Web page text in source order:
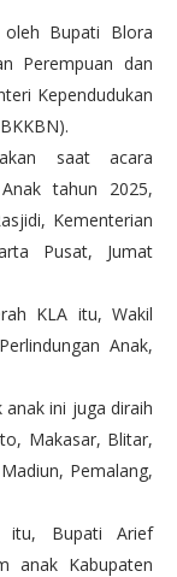
oleh Bupati Blora
Perempuan dan
Kependudukan
saat acara
tahun 2025,
Kementerian
Pusat, Jumat
KLA itu, Wakil
Anak,
ini juga diraih
Makasar, Blitar,
Pemalang,
itu, Bupati Arief
anak Kabupaten